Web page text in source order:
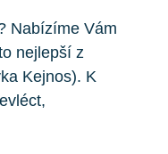
Nabízíme Vám
nejlepší z
Kejnos). K